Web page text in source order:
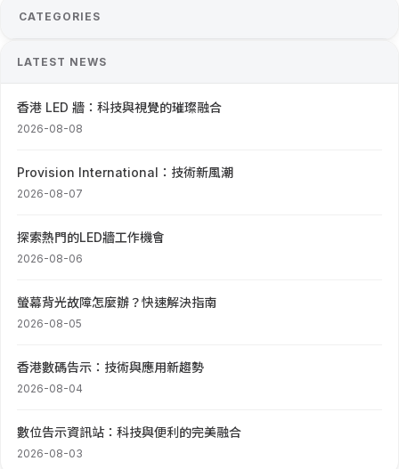
CATEGORIES
LATEST NEWS
香港 LED 牆：科技與視覺的璀璨融合
2026-08-08
Provision International：技術新風潮
2026-08-07
探索熱門的LED牆工作機會
2026-08-06
螢幕背光故障怎麼辦？快速解決指南
2026-08-05
香港數碼告示：技術與應用新趨勢
2026-08-04
數位告示資訊站：科技與便利的完美融合
2026-08-03